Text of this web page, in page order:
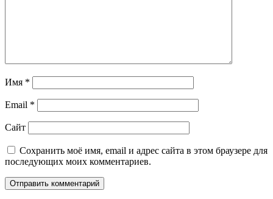
Имя *
Email *
Сайт
Сохранить моё имя, email и адрес сайта в этом браузере для
последующих моих комментариев.